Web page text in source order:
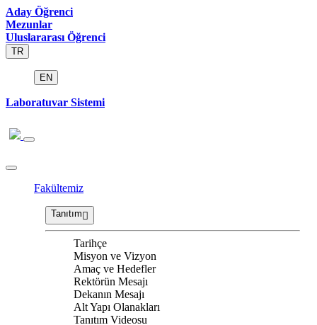
Aday Öğrenci
Mezunlar
Uluslararası Öğrenci
TR
EN
Laboratuvar Sistemi
Fakültemiz
Tanıtım
Tarihçe
Misyon ve Vizyon
Amaç ve Hedefler
Rektörün Mesajı
Dekanın Mesajı
Alt Yapı Olanakları
Tanıtım Videosu